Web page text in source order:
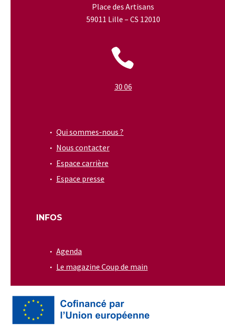
Place des Artisans
59011 Lille – CS 12010


30 06
Qui sommes-nous ?
Nous contacter
Espace carrière
Espace presse
INFOS
Agenda
Le magazine Coup de main